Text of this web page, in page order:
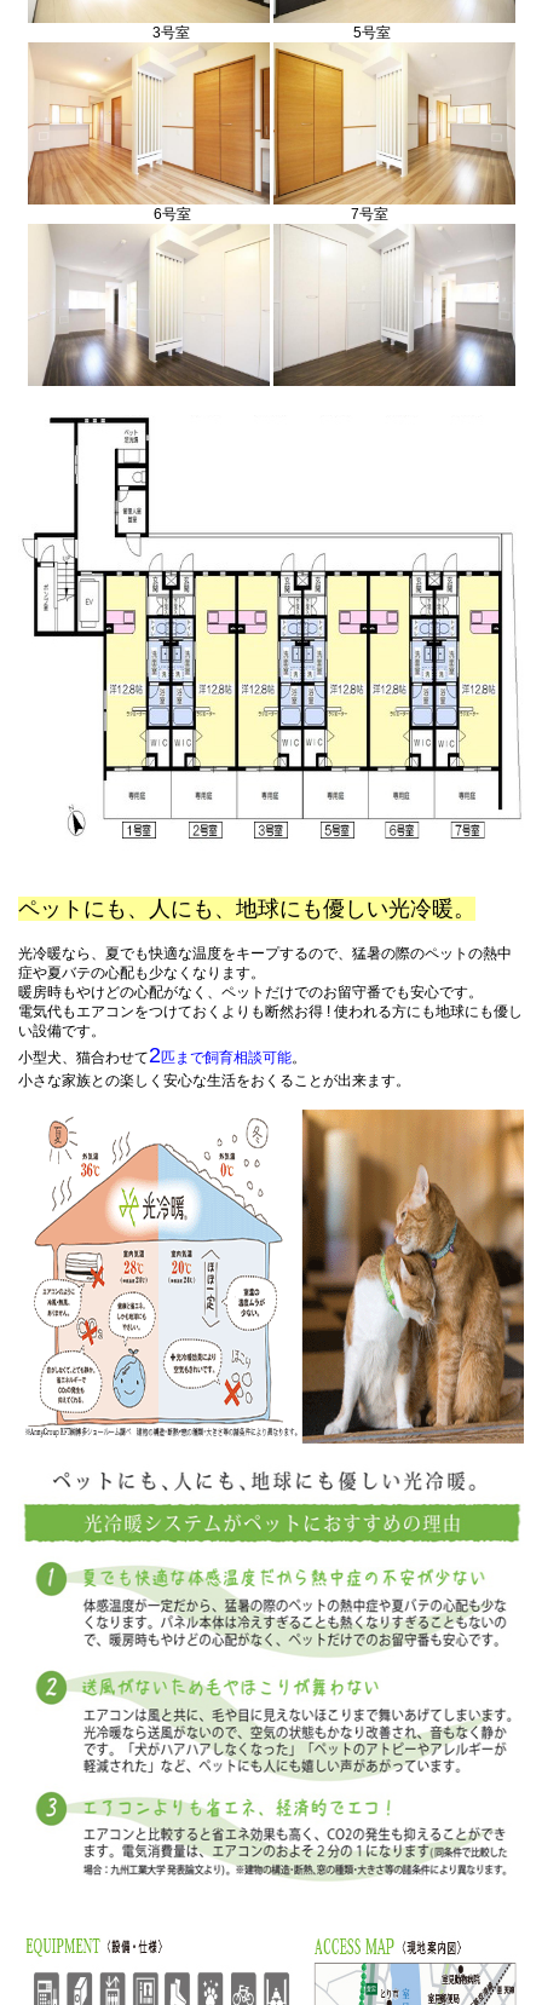
3号室 5号室
6号室 7号室
ペットにも、人にも、地球にも優しい光冷暖。
光冷暖なら、夏でも快適な温度をキープするので、猛暑の際のペットの熱中
症や夏バテの心配も少なくなります。
暖房時もやけどの心配がなく、ペットだけでのお留守番でも安心です。
電気代もエアコンをつけておくよりも断然お得 ! 使われる方にも地球にも優し
い設備です。
小型犬、猫合わせて2匹まで飼育相談可能。
小さな家族との楽しく安心な生活をおくることが出来ます。